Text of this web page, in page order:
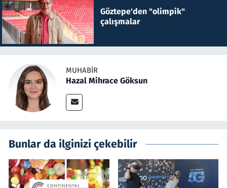
Göztepe'den "olimpik"
çalışmalar
MUHABIR
Hazal Mihrace Göksun
Bunlar da ilginizi çekebilir